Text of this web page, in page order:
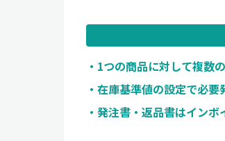
1つの商品に対して複数
在庫基準値の設定で必要
発注書・返品書はインボ